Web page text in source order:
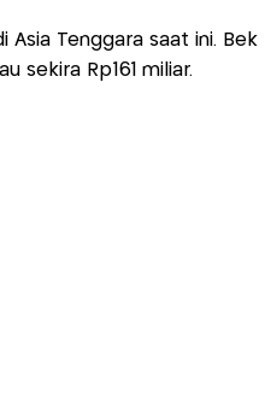
Tenggara saat ini. Bek
sekira Rp161 miliar.